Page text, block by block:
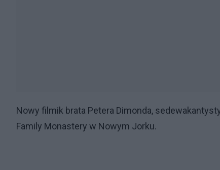
Nowy filmik brata Petera Dimonda,
Family Monastery w Nowym Jorku.